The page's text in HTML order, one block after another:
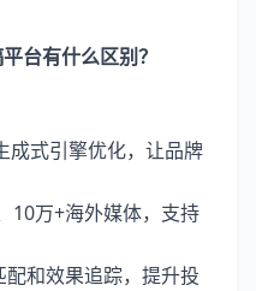
台有什么区别？
成式引擎优化，让品牌
10万+海外媒体，支持
配和效果追踪，提升投